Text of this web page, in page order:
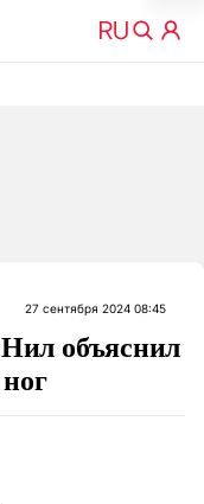
27 сентября 2024 08:45
объяснил